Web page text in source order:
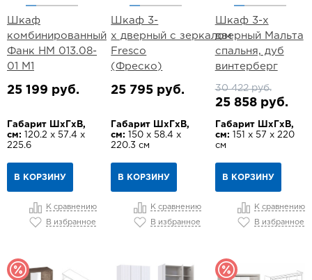
Шкаф
комбинированный
Фанк НМ 013.08-
01 М1
25 199 руб.
Габарит ШхГхВ,
см: 120.2 х 57.4 х
225.6
В КОРЗИНУ
К сравнению
В избранное
Шкаф 3-
х дверный с зеркалом
Fresco
(Фреско)
25 795 руб.
Габарит ШхГхВ,
см:
150 х 58.4 х
220.3 см
В КОРЗИНУ
К сравнению
В избранное
Шкаф 3-х
дверный Мальта
спальня, дуб
винтерберг
30 422 руб.
25 858 руб.
Габарит ШхГхВ,
см: 151 х 57 х 220
см
В КОРЗИНУ
К сравнению
В избранное